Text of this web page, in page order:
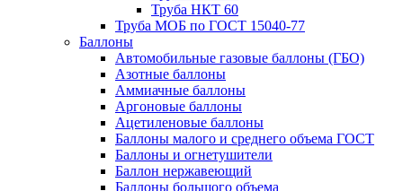
Труба НКТ 60
Труба МОБ по ГОСТ 15040-77
Баллоны
Автомобильные газовые баллоны (ГБО)
Азотные баллоны
Аммиачные баллоны
Аргоновые баллоны
Ацетиленовые баллоны
Баллоны малого и среднего объема ГОСТ
Баллоны и огнетушители
Баллон нержавеющий
Баллоны большого объема